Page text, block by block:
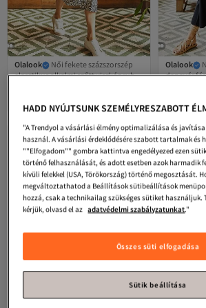
Olalook
Női fekete százszorszép
elasztikus alkalmi szőtt viszkóz ruha
Legalacsonyabb (30 nap)
9 942Ft
Olalook
denevér
7 382Ft
HADD NYÚJTSUNK SZEMÉLYRESZABOTT
"A Trendyol a vásárlási élmény optimalizálása és
használ. A vásárlási érdeklődésére szabott tartalmak és
""Elfogadom"" gombra kattintva engedélyezed ezen
történő felhasználását, és adott esetben azok harmadik
kívüli felekkel (USA, Törökország) történő megosztását.
megváltoztathatod a Beállítások sütibeállítások
hozzá, csak a technikailag szükséges sütiket
kérjük, olvasd el az adatvédelmi szabályzatunkat."
Összes süti elfogadása
Sütik beállítása